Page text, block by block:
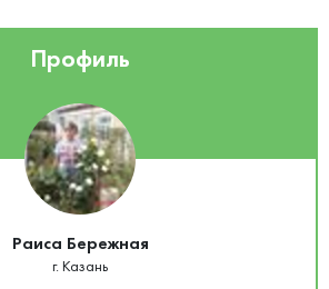
Профиль
Раиса Бережная
г. Казань